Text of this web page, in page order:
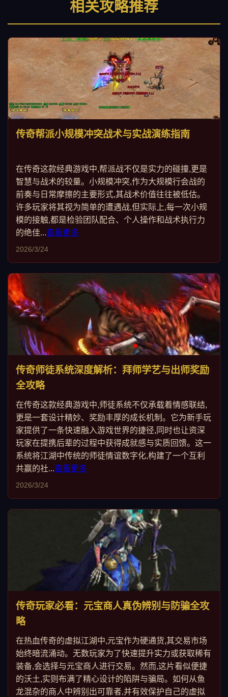
相关攻略推荐
传奇帮派小规模冲突战术与实战演练指南
在传奇这款经典游戏中,帮派战不仅是实力的碰撞,更是
智慧与战术的较量。小规模冲突,作为大规模行会战的
前奏与日常摩擦的主要形式,其战术价值往往被低估。
许多玩家将其视为简单的遭遇战,但实际上,每一次小规
模的接触,都是检验团队配合、个人操作和战术执行力
的绝佳...查看更多
2026/3/24
传奇师徒系统深度解析：拜师学艺与出师奖励
全攻略
在传奇这款经典游戏中,师徒系统不仅承载着情感联结,
更是一套设计精妙、奖励丰厚的成长机制。它为新手玩
家提供了一条快速融入游戏世界的捷径,同时也让资深
玩家在提携后辈的过程中获得成就感与实质回馈。这一
系统将江湖中传统的师徒情谊数字化,构建了一个互利
共赢的社...查看更多
2026/3/24
传奇玩家必看：元宝商人真伪辨别与防骗全攻
略
在热血传奇的虚拟江湖中,元宝作为硬通货,其交易市场
始终暗流涌动。无数玩家为了快速提升实力或获取稀有
装备,会选择与元宝商人进行交易。然而,这片看似便捷
的沃土,实则布满了精心设计的陷阱与骗局。如何从鱼
龙混杂的商人中辨别出可靠者,并有效保护自己的虚拟